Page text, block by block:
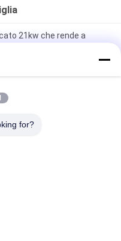
21kw che rende a
del diametro di 45cm
il pane Roti Corn Tortilla
for?